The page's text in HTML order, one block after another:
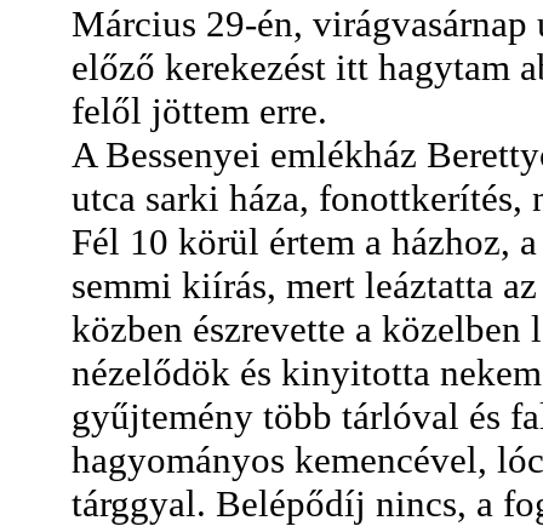
Március 29-én,
előző kerekezést itt hagytam
felől jöttem erre.
A Bessenyei emlékház
utca sarki háza, fonottkerítés,
Fél 10 körül értem a házhoz,
semmi kiírás, mert leáztatta
közben észrevette a
nézelődök és kinyitotta
gyűjtemény több tárlóval és
hagyományos kemencével,
tárggyal. Belépődíj nincs, a